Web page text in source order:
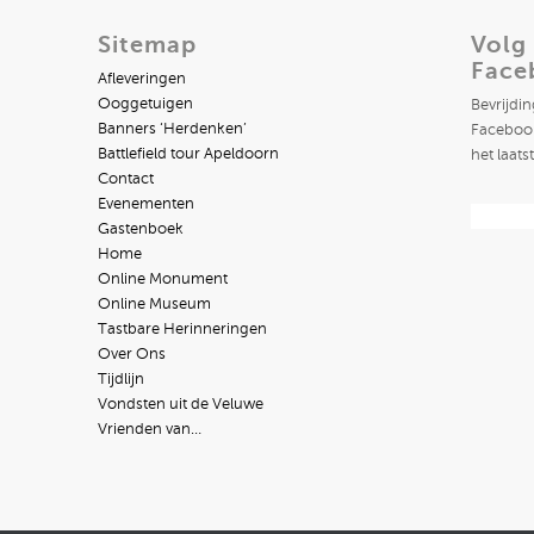
Sitemap
Afleveringen
Ooggetuigen
Banners ‘Herdenken’
Battlefield tour Apeldoorn
Contact
Evenementen
Gastenboek
Home
Online Monument
Online Museum
Tastbare Herinneringen
Over Ons
Tijdlijn
Vondsten uit de Veluwe
Vrienden van…
Volg
het